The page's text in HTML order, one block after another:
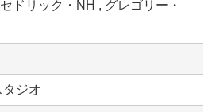
ドリック・NH , グレゴリー・
ジオ